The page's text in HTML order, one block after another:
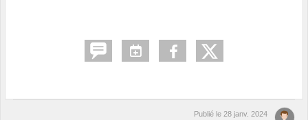
Publié le 28 janv. 2024